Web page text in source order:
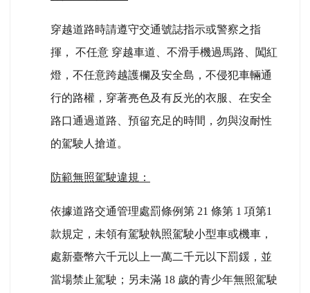
穿越道路時請遵守交通號誌指示或警察之指
揮， 不任意 穿越車道、不滑手機過馬路、闖紅
燈，不任意跨越護欄及安全島，不侵犯車輛通
行的路權，穿著亮色及有反光的衣服、在安全
路口通過道路、預留充足的時間，勿與沒耐性
的駕駛人搶道。
防範無照駕駛違規：
依據道路交通管理處罰條例第 21 條第 1 項第1
款規定，未領有駕駛執照駕駛小型車或機車，
處新臺幣六千元以上一萬二千元以下罰鍰，並
當場禁止駕駛；另未滿 18 歲的青少年無照駕駛